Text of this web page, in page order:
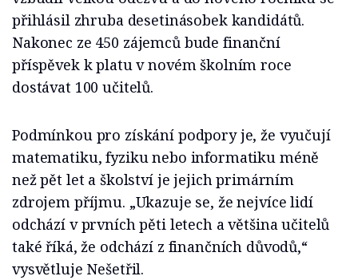
přihlásil zhruba desetinásobek kandidátů.
Nakonec ze 450 zájemců bude finanční
příspěvek k platu v novém školním roce
dostávat 100 učitelů.
Podmínkou pro získání podpory je, že vyučují
matematiku, fyziku nebo informatiku méně
než pět let a školství je jejich primárním
zdrojem příjmu. „Ukazuje se, že nejvíce lidí
odchází v prvních pěti letech a většina učitelů
také říká, že odchází z finančních důvodů,“
vysvětluje Nešetřil.